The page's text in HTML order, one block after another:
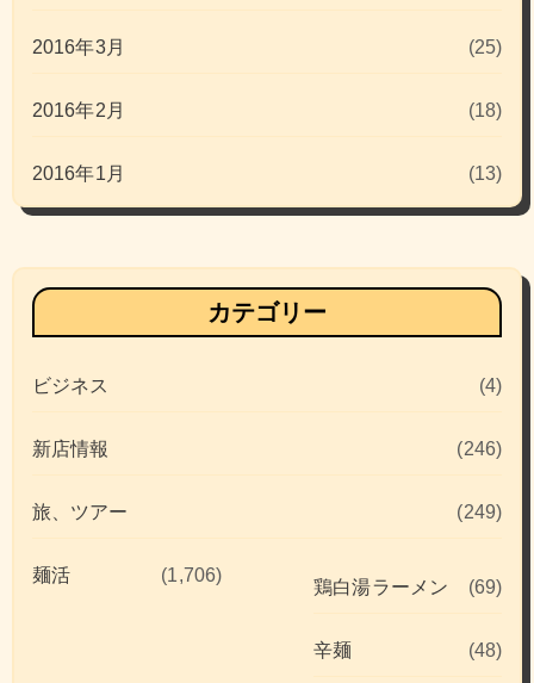
2016年3月 (25)
2016年2月 (18)
2016年1月 (13)
カテゴリー
ビジネス (4)
新店情報 (246)
旅、ツアー (249)
麺活 (1,706)
鶏白湯ラーメン (69)
辛麺 (48)